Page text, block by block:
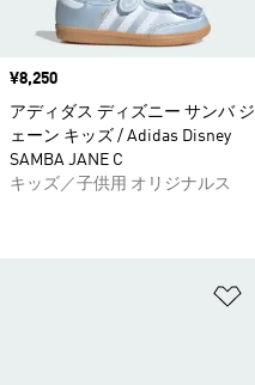
価格
¥8,250
アディダス ディズニー サンバ ジ
ェーン キッズ / Adidas Disney
SAMBA JANE C
キッズ／子供用 オリジナルス